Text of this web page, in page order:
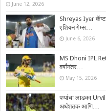
June 12, 2026
Shreyas Iyer कॅप्टन
एशियन गेम्स…
June 6, 2026
MS Dhoni IPL
वर्षांनंतर…
May 15, 2026
पप्पांचा लाडका
अर्धशतक आणि…